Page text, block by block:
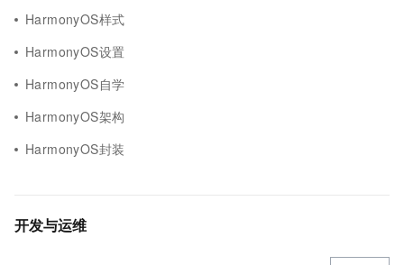
HarmonyOS样式
HarmonyOS设置
HarmonyOS自学
HarmonyOS架构
HarmonyOS封装
开发与运维